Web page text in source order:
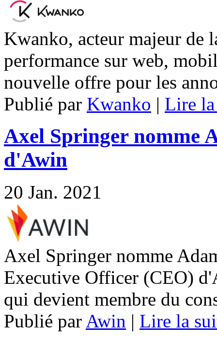
Kwanko, acteur majeur de
performance sur web,
nouvelle offre pour les
Publié par Kwanko | Lire
Axel Springer nomme
d'Awin
20 Jan. 2021
Axel Springer nomme
Executive Officer (CEO)
qui devient membre du
Publié par Awin | Lire la